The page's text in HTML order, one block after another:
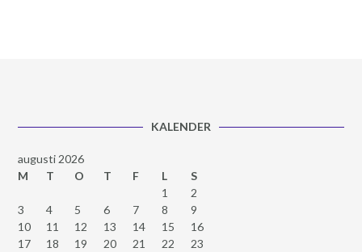
KALENDER
augusti 2026
M
T O T F L
S
1
2
3
4 5 6 7 8
9
10
11 12 13 14 15
16
17
18 19 20 21 22
23